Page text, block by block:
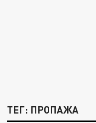
ТЕГ: ПРОПАЖА